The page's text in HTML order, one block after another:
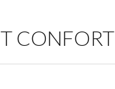
CONFORT